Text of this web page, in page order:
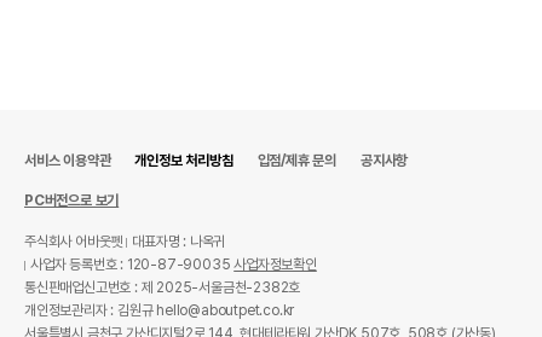
서비스 이용약관 개인정보 처리방침 입점/제휴 문의 공지사항
PC버전으로 보기
주식회사 어바웃펫
대표자명 : 나옥귀
사업자 등록번호 : 120-87-90035사업자정보확인
통신판매업신고번호 : 제 2025-서울금천-2382호
개인정보관리자 : 김원규 hello@aboutpet.co.kr
서울특별시 금천구 가산디지털2로 144, 현대테라타워 가산DK 507호, 508호 (가산동)